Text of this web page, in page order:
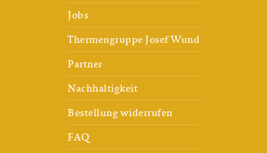
Jobs
Thermengruppe Josef Wund
Partner
Nachhaltigkeit
Bestellung widerrufen
FAQ